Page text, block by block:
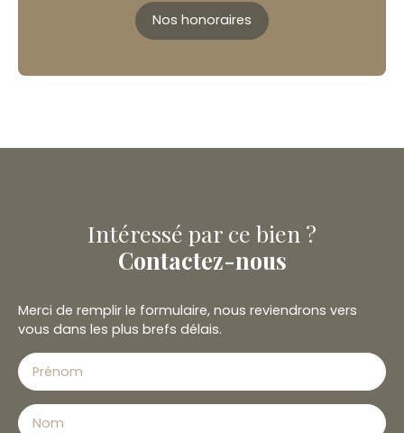
Nos honoraires
Intéressé par ce bien ?
Contactez-nous
Merci de remplir le formulaire, nous reviendrons vers
vous dans les plus brefs délais.
Prénom
Nom